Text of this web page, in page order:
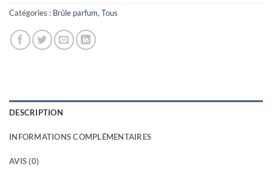
20,00€.14,00€.
Catégories : Brûle parfum,Tous
DESCRIPTION
INFORMATIONS COMPLÉMENTAIRES
AVIS (0)